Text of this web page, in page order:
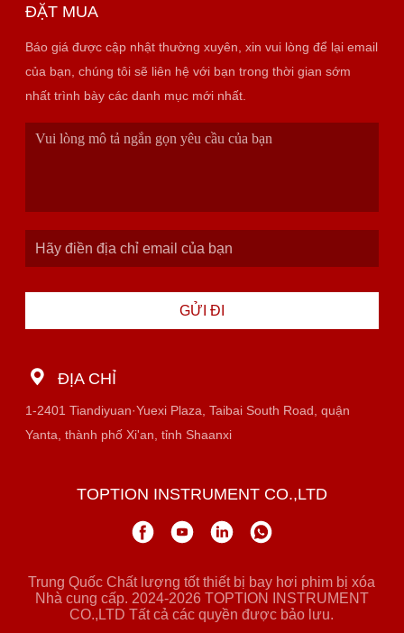
ĐẶT MUA
Báo giá được cập nhật thường xuyên, xin vui lòng để lại email
của bạn, chúng tôi sẽ liên hệ với bạn trong thời gian sớm
nhất trình bày các danh mục mới nhất.
GỬI ĐI
ĐỊA CHỈ
1-2401 Tiandiyuan·Yuexi Plaza, Taibai South Road, quận
Yanta, thành phố Xi'an, tỉnh Shaanxi
TOPTION INSTRUMENT CO.,LTD
Trung Quốc Chất lượng tốt thiết bị bay hơi phim bị xóa
Nhà cung cấp. 2024-2026 TOPTION INSTRUMENT
CO.,LTD Tất cả các quyền được bảo lưu.